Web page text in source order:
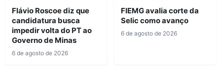
Flávio Roscoe diz que
candidatura busca
impedir volta do PT ao
Governo de Minas
6 de agosto de 2026
FIEMG avalia corte da
Selic como avanço
6 de agosto de 2026